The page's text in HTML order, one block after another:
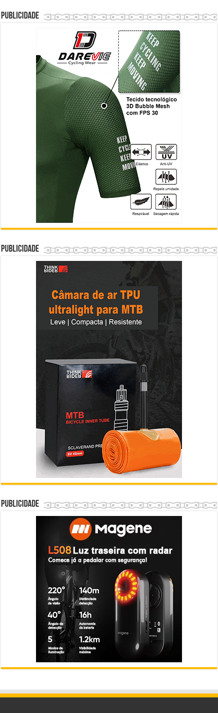
Publicidade
Publicidade
Publicidade